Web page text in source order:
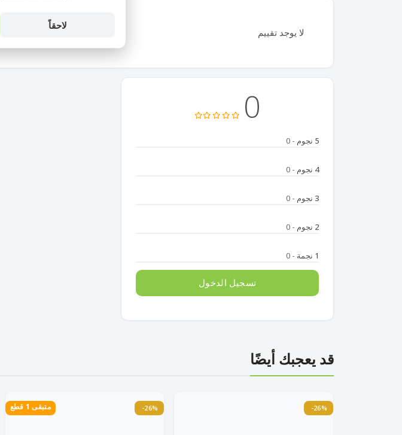
لا يوجد تقييم
0
5 نجوم - 0
4 نجوم - 0
3 نجوم - 0
2 نجوم - 0
1 نجمة - 0
تسجيل الدخول
قد يعجبك أيضًا
-26% متبقى 1 قطع -26%
لاحقاً